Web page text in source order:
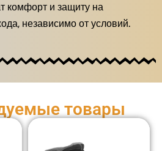
комфорт и защиту на
независимо от условий.
товары